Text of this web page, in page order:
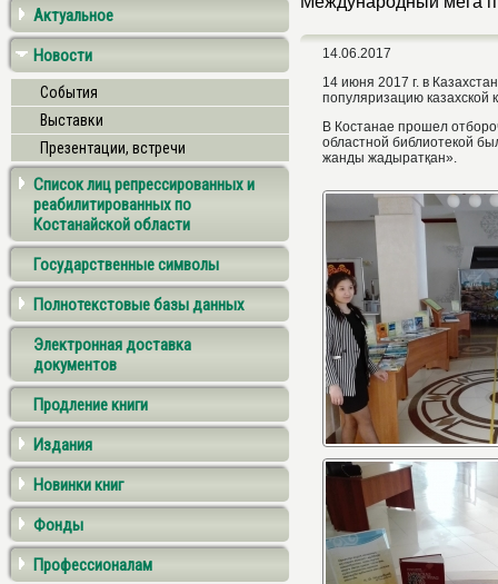
Актуальное
Новости
События
Выставки
Презентации, встречи
Список лиц репрессированных и
реабилитированных по
Костанайской области
Государственные символы
Полнотекстовые базы данных
Электронная доставка
документов
Продление книги
Издания
Новинки книг
Фонды
Профессионалам
14.06.2017
14 июня 2017 г. в
популяризацию казахской
В Костанае прошел
областной библиотекой
жанды жадыратқан».